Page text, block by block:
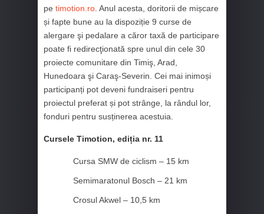
pe timotion.ro . Anul acesta, doritorii de mișcare
și fapte bune au la dispoziție 9 curse de
alergare şi pedalare a căror taxă de participare
poate fi redirecţionată spre unul din cele 30
proiecte comunitare din Timiş, Arad,
Hunedoara şi Caraş-Severin. Cei mai inimoși
participanți pot deveni fundraiseri pentru
proiectul preferat și pot strânge, la rândul lor,
fonduri pentru susținerea acestuia.
Cursele Timotion, ediția nr. 11
Cursa SMW de ciclism – 15 km
Semimaratonul Bosch – 21 km
Crosul Akwel – 10,5 km